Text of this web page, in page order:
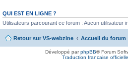
QUI EST EN LIGNE ?
Utilisateurs parcourant ce forum : Aucun utilisateur
Retour sur VS-webzine Accueil du forum
Développé parphpBB® Forum
Traduction française officielle